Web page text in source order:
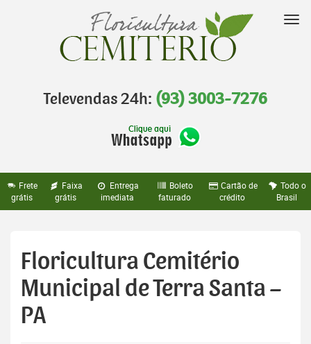
Televendas 24h: (93) 3003-7276
Frete
grátis
Faixa
grátis
Entrega
imediata
Boleto
faturado
Cartão de
crédito
Todo o
Brasil
Floricultura Cemitério
Municipal de Terra Santa –
PA